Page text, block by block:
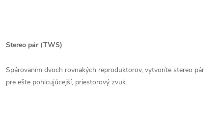
Stereo pár (TWS)
Spárovaním dvoch rovnakých reproduktorov, vytvoríte stereo pár
pre ešte pohlcujúcejší, priestorový zvuk.